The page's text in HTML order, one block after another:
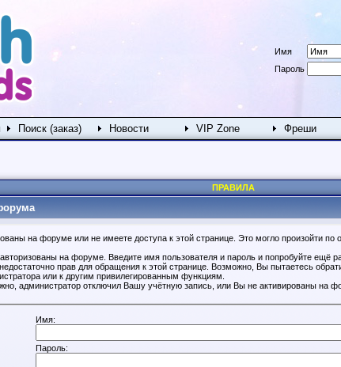
Имя
Пароль
Поиск (заказ) Новости VIP Zone Фреши
ПРАВИЛА
на форуме или не имеете доступа к этой странице. Это могло произойти по
на форуме. Введите имя пользователя и пароль и попробуйте ещё
прав для обращения к этой странице. Возможно, Вы пытаетесь
или к другим привилегированным функциям.
администратор отключил Вашу учётную запись, или Вы не активированы на
Имя:
Пароль: